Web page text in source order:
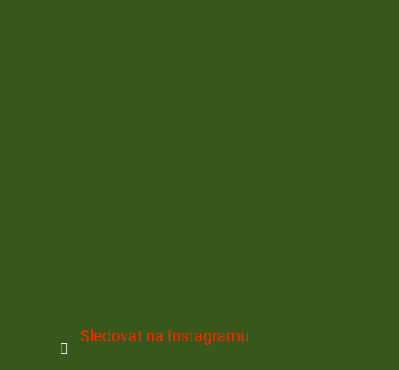
Sledovat na Instagramu